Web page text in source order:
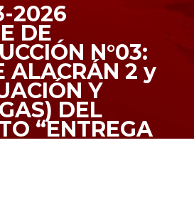
2026
DE
N°03:
ALACRÁN 2 y
Y
DEL
“ENTREGA